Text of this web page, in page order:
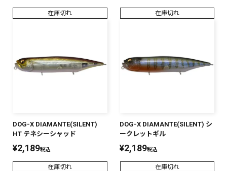
在庫切れ 在庫切れ
DOG-X DIAMANTE(SILENT)
HT テネシーシャッド
¥2,189税込
在庫切れ
DOG-X DIAMANTE(SILENT) シ
ークレットギル
¥2,189税込
在庫切れ